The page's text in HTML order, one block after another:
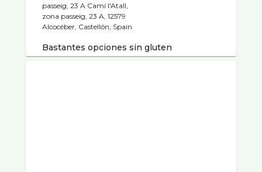
passeig, 23 A Camí l'Atall,
zona passeig, 23 A, 12579
Alcocéber, Castellón, Spain
Bastantes opciones sin gluten